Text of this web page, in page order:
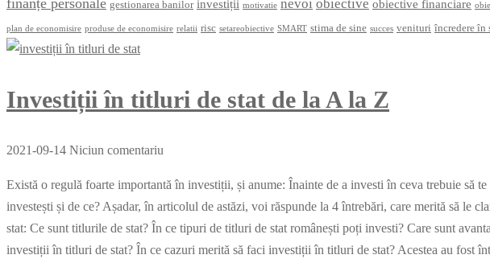
gestionarea banilor investiții motivatie nevoi obiective obiective financiare
plan de economisire produse de economisire relatii risc setareobiective SMART stima de sine succes venituri încredere în
Investiții în titluri de stat de la A la Z
2021-09-14 Niciun comentariu
Există o regulă foarte importantă în investiții, și anume: Înainte de a investi în ceva trebuie să
investești și de ce? Așadar, în articolul de astăzi, voi răspunde la 4 întrebări, care merită să le
stat: Ce sunt titlurile de stat? În ce tipuri de titluri de stat românești poți investi? Care sunt
investiții în titluri de stat? În ce cazuri merită să faci investiții în titluri de stat? Acestea au fost